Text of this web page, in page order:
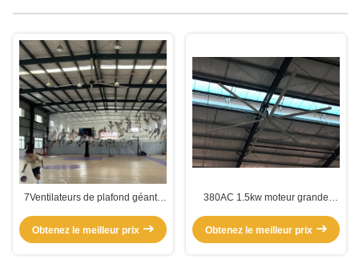
7Ventilateurs de plafond géants
Obtenez le meilleur prix
380AC 1.5kw moteur grande
géants extra-grands
Obtenez le meilleur prix